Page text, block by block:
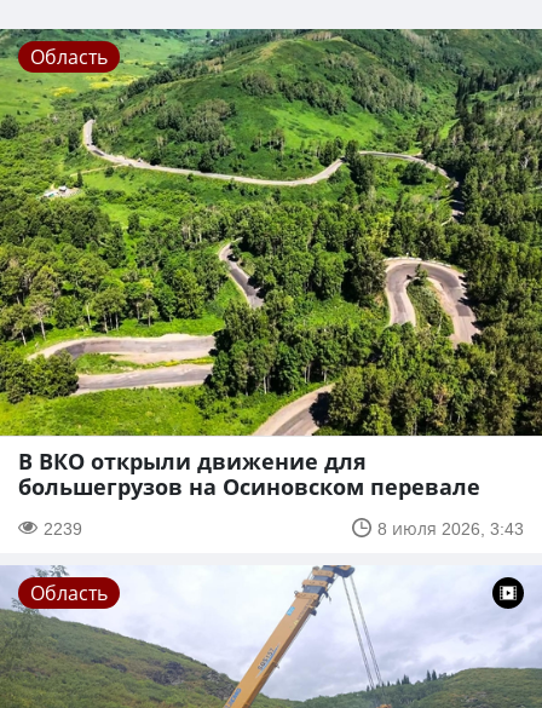
Область
В ВКО открыли движение для
большегрузов на Осиновском перевале
2239 8 июля 2026, 3:43
Область